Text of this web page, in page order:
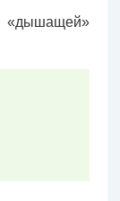
«дышащей»